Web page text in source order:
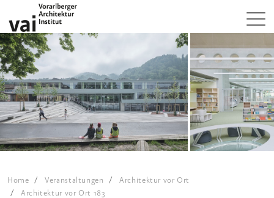
Home Veranstaltungen
Architektur vor Ort
Architektur vor Ort 183